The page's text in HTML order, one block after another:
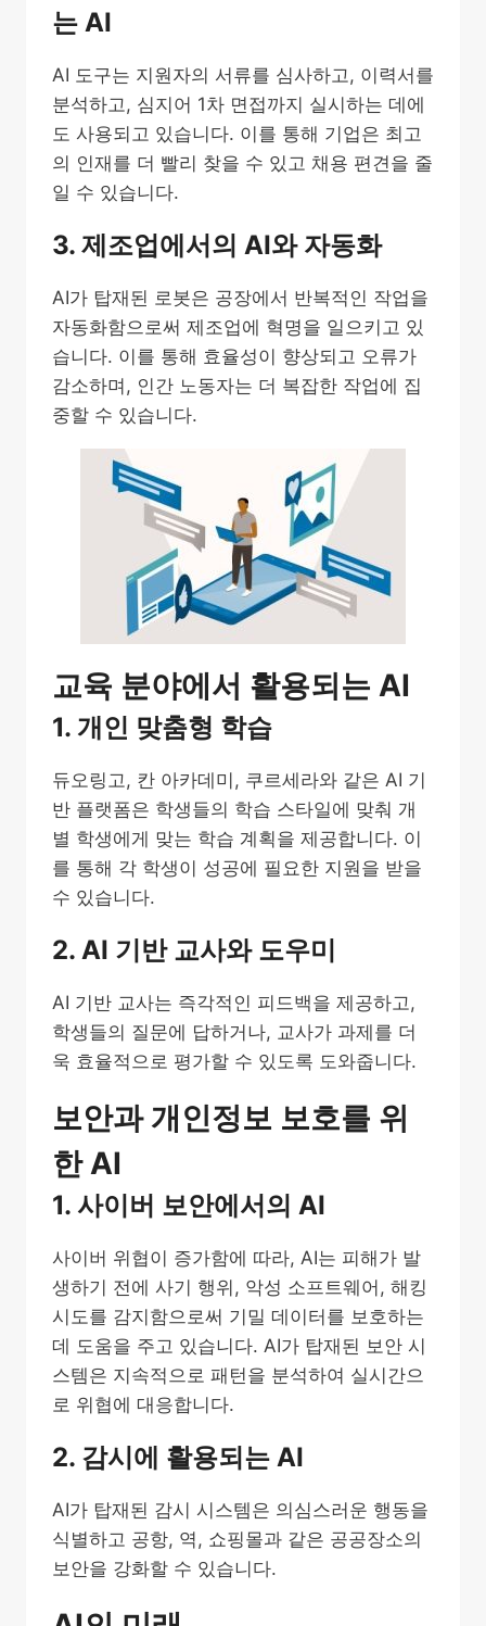
는 AI
AI 도구는 지원자의 서류를 심사하고, 이력서를
분석하고, 심지어 1차 면접까지 실시하는 데에
도 사용되고 있습니다. 이를 통해 기업은 최고
의 인재를 더 빨리 찾을 수 있고 채용 편견을 줄
일 수 있습니다.
3. 제조업에서의 AI와 자동화
AI가 탑재된 로봇은 공장에서 반복적인 작업을
자동화함으로써 제조업에 혁명을 일으키고 있
습니다. 이를 통해 효율성이 향상되고 오류가
감소하며, 인간 노동자는 더 복잡한 작업에 집
중할 수 있습니다.
교육 분야에서 활용되는 AI
1. 개인 맞춤형 학습
듀오링고, 칸 아카데미, 쿠르세라와 같은 AI 기
반 플랫폼은 학생들의 학습 스타일에 맞춰 개
별 학생에게 맞는 학습 계획을 제공합니다. 이
를 통해 각 학생이 성공에 필요한 지원을 받을
수 있습니다.
2. AI 기반 교사와 도우미
AI 기반 교사는 즉각적인 피드백을 제공하고,
학생들의 질문에 답하거나, 교사가 과제를 더
욱 효율적으로 평가할 수 있도록 도와줍니다.
보안과 개인정보 보호를 위
한 AI
1. 사이버 보안에서의 AI
사이버 위협이 증가함에 따라, AI는 피해가 발
생하기 전에 사기 행위, 악성 소프트웨어, 해킹
시도를 감지함으로써 기밀 데이터를 보호하는
데 도움을 주고 있습니다. AI가 탑재된 보안 시
스템은 지속적으로 패턴을 분석하여 실시간으
로 위협에 대응합니다.
2. 감시에 활용되는 AI
AI가 탑재된 감시 시스템은 의심스러운 행동을
식별하고 공항, 역, 쇼핑몰과 같은 공공장소의
보안을 강화할 수 있습니다.